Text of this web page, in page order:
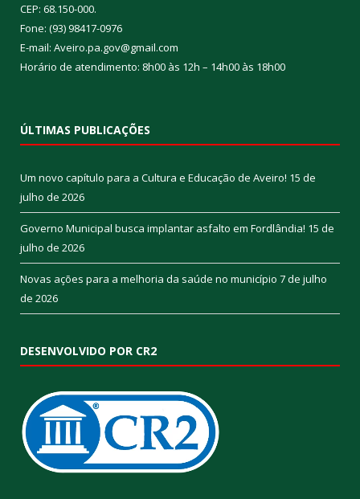
CEP: 68.150-000.
Fone: (93) 98417-0976
E-mail: Aveiro.pa.gov@gmail.com
Horário de atendimento: 8h00 às 12h – 14h00 às 18h00
ÚLTIMAS PUBLICAÇÕES
Um novo capítulo para a Cultura e Educação de Aveiro! 15 de
julho de 2026
Governo Municipal busca implantar asfalto em Fordlândia! 15 de
julho de 2026
Novas ações para a melhoria da saúde no município 7 de julho
de 2026
DESENVOLVIDO POR CR2